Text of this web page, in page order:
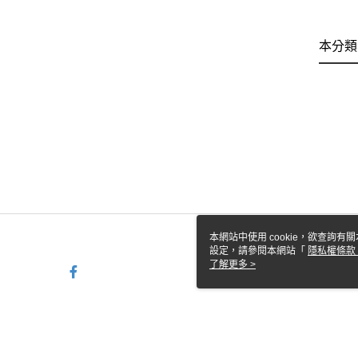
本分
本網站中使用 cookie，欲查詢有
設定，請參閱本網站「 隱私權條款
使用 cookie。
了解更多 >